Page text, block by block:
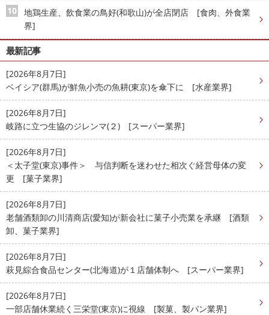
地鶏生産、飲食業の鳥好(和歌山)が全店閉店 [食肉、外食業
界]
最新記事
[2026年8月7日]
ベイシア(群馬)が鮮魚小売の魚耕(東京)を傘下に [水産業界]
[2026年8月7日]
岐路に立つ生協のジレンマ(２) [スーパー業界]
[2026年8月7日]
＜太子堂(東京)事件＞ 与信判断を迷わせた相次ぐ経営母体の変
更 [菓子業界]
[2026年8月7日]
老舗酒類卸の川清商店(愛知)が新会社に菓子小売業を承継 [酒類
卸、菓子業界]
[2026年8月7日]
萩見綜合食品センター(北海道)が１店舗体制へ [スーパー業界]
[2026年8月7日]
一部店舗休業続く三栄堂(東京)に視線 [製菓、製パン業界]